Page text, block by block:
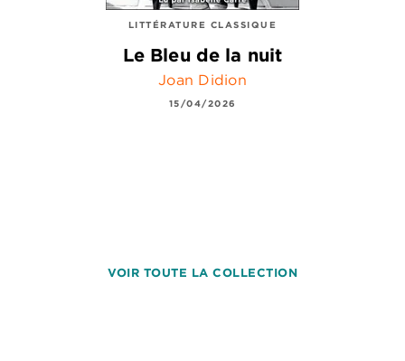
LITTÉRATURE CLASSIQUE
Le Bleu de la nuit
Joan Didion
15/04/2026
VOIR TOUTE LA COLLECTION